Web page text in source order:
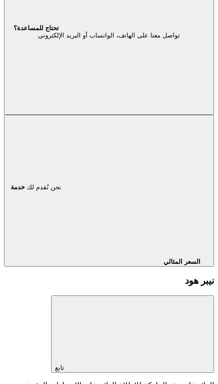
تحتاج للمساعدة؟
تواصل معنا على الهاتف، الواتساب أو البريد الإلكتروني
نحن نُقدم لك خدمة
السعر المثالي
نيبر هود
تابع